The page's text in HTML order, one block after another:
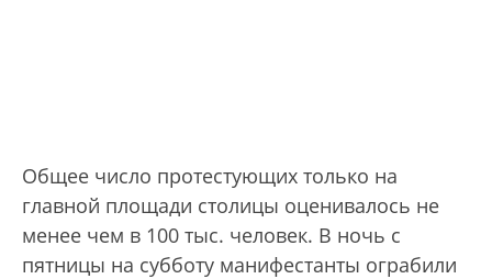
Общее число протестующих только на
главной площади столицы оценивалось не
менее чем в 100 тыс. человек. В ночь с
пятницы на субботу манифестанты ограбили